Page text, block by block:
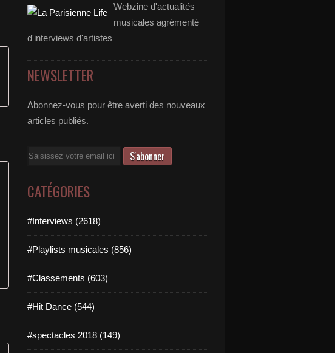
Webzine d'actualités
musicales agrémenté
d'interviews d'artistes
NEWSLETTER
Abonnez-vous pour être averti des nouveaux
articles publiés.
Email
CATÉGORIES
#Interviews (2618)
#Playlists musicales (856)
#Classements (603)
#Hit Dance (544)
#spectacles 2018 (149)